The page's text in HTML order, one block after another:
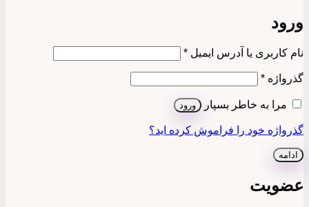
ورود
نام کاربری یا آدرس ایمیل *الزامی
گذرواژه *الزامی
مرا به خاطر بسپار ورود
گذرواژه خود را فراموش کرده اید؟
ادامه
عضویت